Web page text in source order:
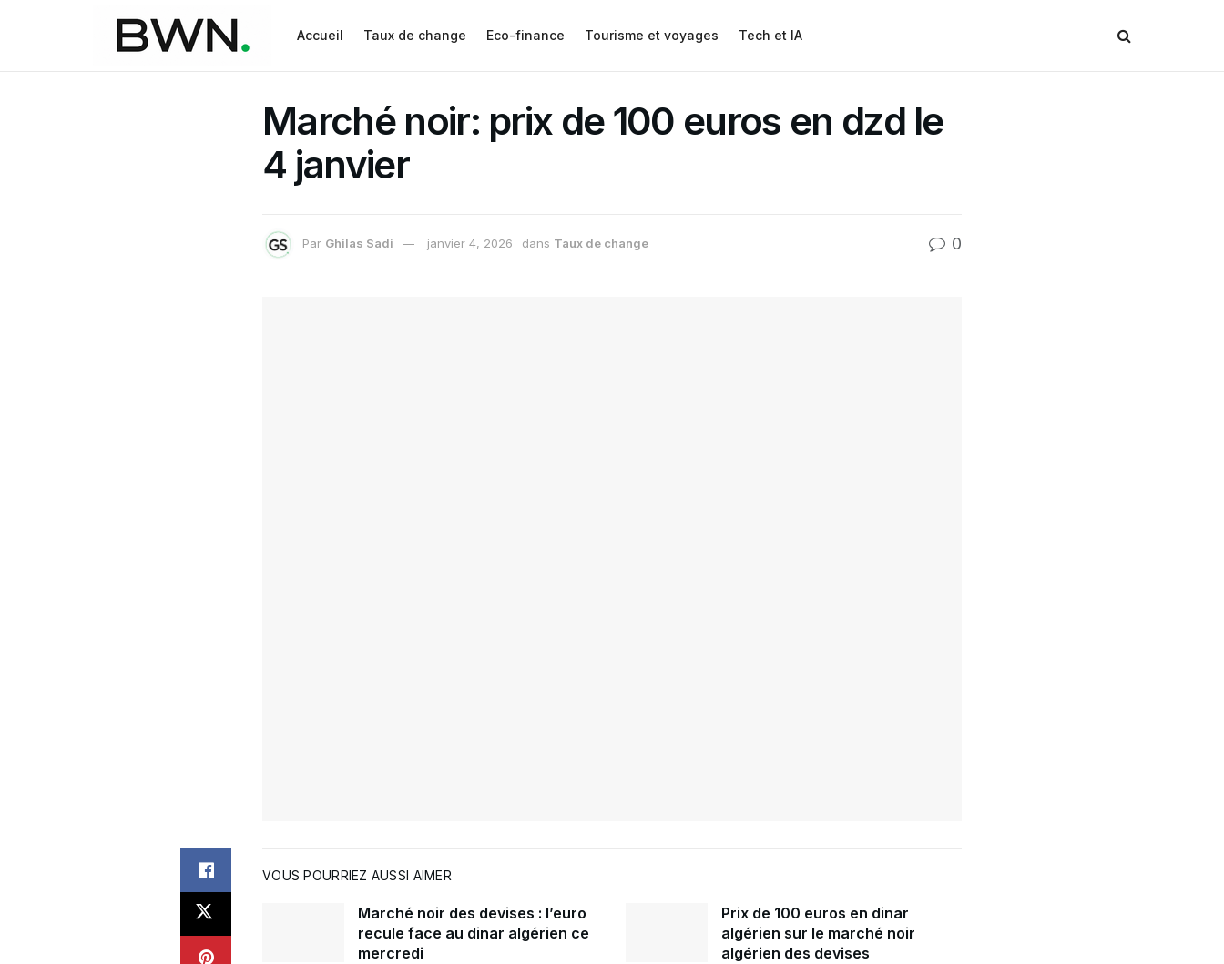
Accueil Taux de change Eco-finance Tourisme et voyages Tech et IA
Marché noir: prix de 100 euros en dzd le
4 janvier
Par Ghilas Sadi janvier 4, 2026 dans Taux de change 0
VOUS POURRIEZ AUSSI AIMER
Marché noir des devises : l’euro
recule face au dinar algérien ce
mercredi
Prix de 100 euros en dinar
algérien sur le marché noir
algérien des devises